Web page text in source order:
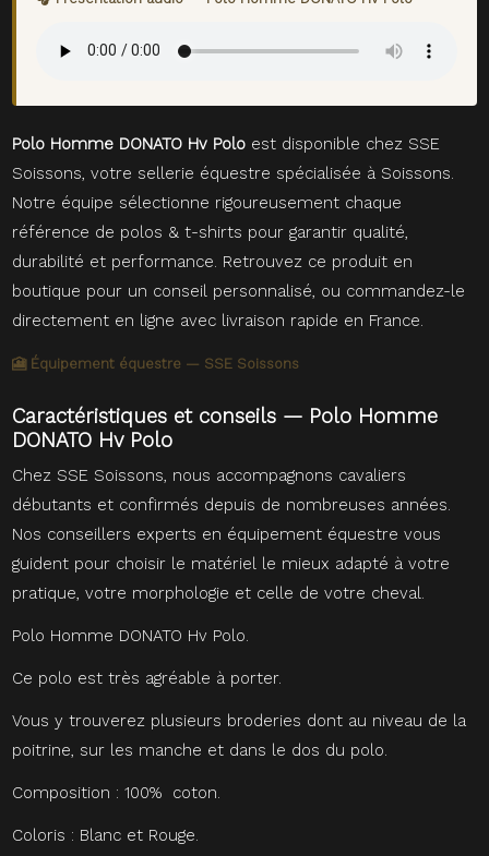
Polo Homme DONATO Hv Polo est disponible chez SSE
Soissons, votre sellerie équestre spécialisée à Soissons.
Notre équipe sélectionne rigoureusement chaque
référence de polos & t-shirts pour garantir qualité,
durabilité et performance. Retrouvez ce produit en
boutique pour un conseil personnalisé, ou commandez-le
directement en ligne avec livraison rapide en France.
🎦 Équipement équestre — SSE Soissons
Caractéristiques et conseils — Polo Homme
DONATO Hv Polo
Chez SSE Soissons, nous accompagnons cavaliers
débutants et confirmés depuis de nombreuses années.
Nos conseillers experts en équipement équestre vous
guident pour choisir le matériel le mieux adapté à votre
pratique, votre morphologie et celle de votre cheval.
Polo Homme DONATO Hv Polo.
Ce polo est très agréable à porter.
Vous y trouverez plusieurs broderies dont au niveau de la
poitrine, sur les manche et dans le dos du polo.
Composition : 100% coton.
Coloris : Blanc et Rouge.